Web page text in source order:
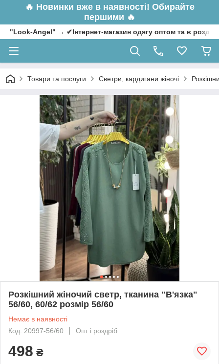
🔥 Новинки вже в наявності! Обирайте
першими 🔥
"Look-Angel" → ✔Інтернет-магазин одягу оптом та в
Товари та послуги Светри, кардигани жіночі
Розкішний жіночий светр, тканина "В'язка"
56/60, 60/62 розмір 56/60
Немає в наявності
Код: 20997-56/60
Опт і роздріб
498 ₴